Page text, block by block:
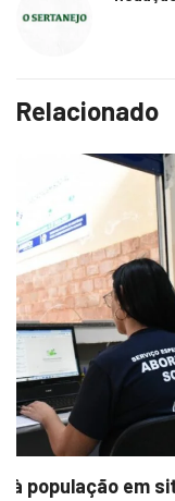
Relacionado
COTIDIANO
Cemitérios
6 de agosto de